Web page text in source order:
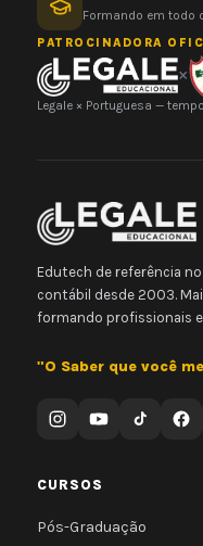
Formando em todo
PATROCINADORA
×
Legale × Portuguesa —
Edutech de referência
contábil desde 2003.
formando profissionais
"O Saber que você
CURSOS
Pós-Graduação